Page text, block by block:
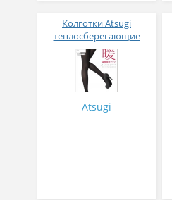
Колготки Atsugi
теплосберегающие
бархатные черные 110
ден 1 пара размер M-L
Atsugi